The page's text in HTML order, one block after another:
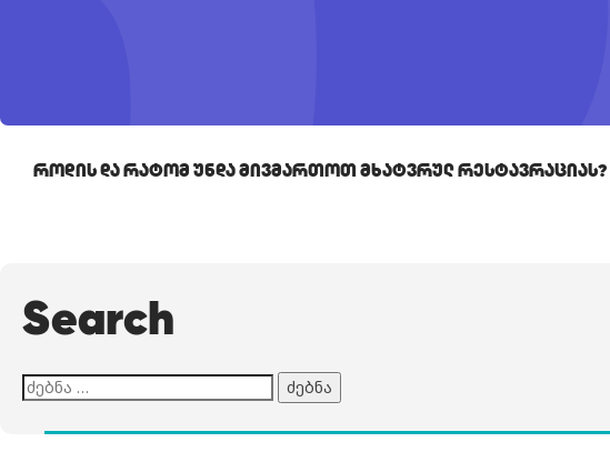
Როდის Და Რატომ Უნდა Მივმართოთ Მხატვრულ Რესტავრაციას?
Search
ძებნა: